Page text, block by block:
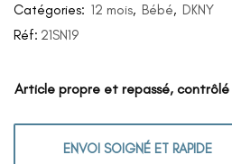
Catégories: 12 mois, Bébé, DKNY
Réf: 21SN19
Article propre et repassé,
ENVOI SOIGNÉ ET RAPIDE